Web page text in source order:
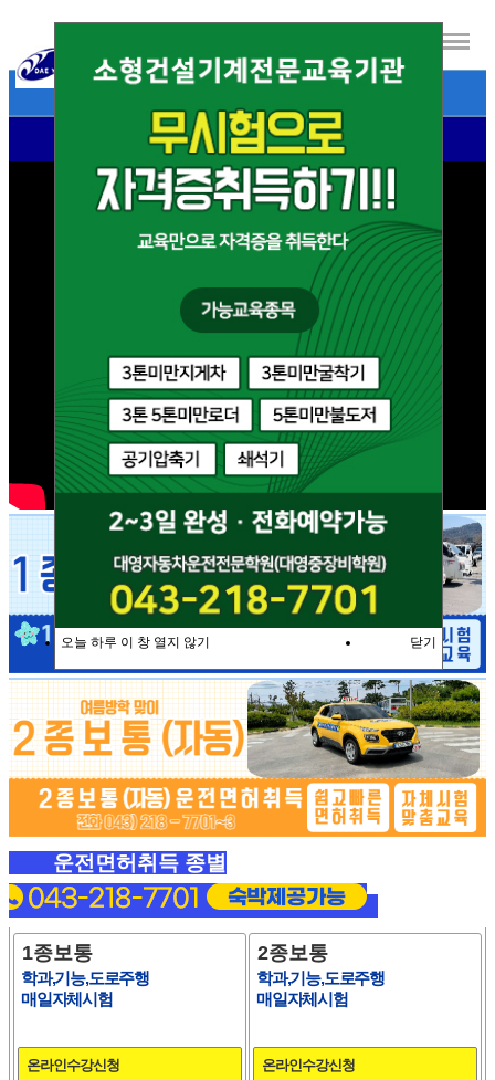
- 대영자동차운전전문학원 소개영상 -
운전면허취득 종별
1종보통
학과,기능,도로주행
매일자체시험
온라인수강신청
2종보통
학과,기능,도로주행
매일자체시험
온라인수강신청
오늘 하루 이 창 열지 않기 닫기